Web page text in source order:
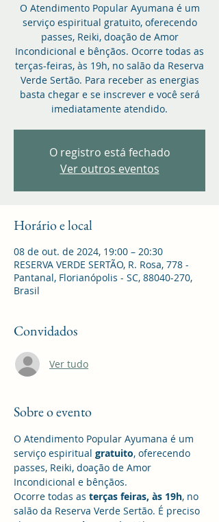
O Atendimento Popular Ayumana é um
serviço espiritual gratuito, oferecendo
passes, Reiki, doação de Amor
Incondicional e bênçãos. Ocorre todas as
terças-feiras, às 19h, no salão da Reserva
Verde Sertão. Para receber as energias
basta chegar e se inscrever e você será
imediatamente atendido.
O registro está fechado
Ver outros eventos
Horário e local
08 de out. de 2024, 19:00 – 20:30
RESERVA VERDE SERTÃO, R. Rosa, 778 -
Pantanal, Florianópolis - SC, 88040-270,
Brasil
Convidados
Ver tudo
Sobre o evento
O Atendimento Popular Ayumana é um
serviço espiritual gratuito, oferecendo
passes, Reiki, doação de Amor
Incondicional e bênçãos.
Ocorre todas as terças feiras, às 19h, no
salão da Reserva Verde Sertão. É preciso